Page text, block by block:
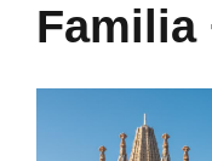
Familia